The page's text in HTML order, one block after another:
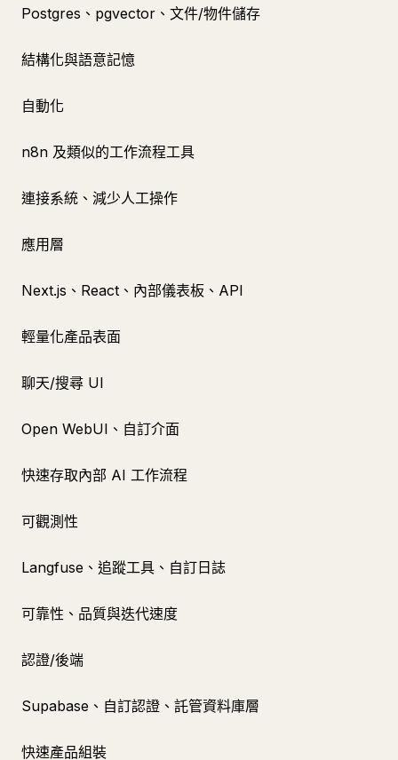
Postgres、pgvector、文件/物件儲存
結構化與語意記憶
自動化
n8n 及類似的工作流程工具
連接系統、減少人工操作
應用層
Next.js、React、內部儀表板、API
輕量化產品表面
聊天/搜尋 UI
Open WebUI、自訂介面
快速存取內部 AI 工作流程
可觀測性
Langfuse、追蹤工具、自訂日誌
可靠性、品質與迭代速度
認證/後端
Supabase、自訂認證、託管資料庫層
快速產品組裝